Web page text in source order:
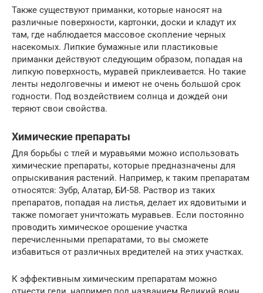
Также существуют приманки, которые наносят на
различные поверхности, картонки, доски и кладут их
там, где наблюдается массовое скопление черных
насекомых. Липкие бумажные или пластиковые
приманки действуют следующим образом, попадая на
липкую поверхность, муравей приклеивается. Но такие
ленты недолговечны и имеют не очень большой срок
годности. Под воздействием солнца и дождей они
теряют свои свойства.
Химические препараты
Для борьбы с тлей и муравьями можно использовать
химические препараты, которые предназначены для
опрыскивания растений. Например, к таким препаратам
относятся: Зубр, Алатар, БИ-58. Раствор из таких
препаратов, попадая на листья, делает их ядовитыми и
также помогает уничтожать муравьев. Если постоянно
проводить химическое орошение участка
перечисленными препаратами, то вы сможете
избавиться от различных вредителей на этих участках.
К эффективным химическим препаратам можно